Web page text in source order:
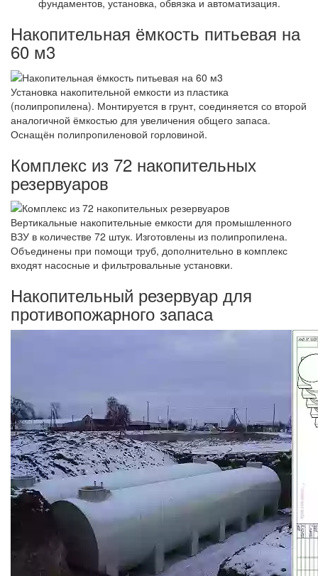
фундаментов, установка, обвязка и автоматизация.
Накопительная ёмкость питьевая на
60 м3
Установка накопительной емкости из пластика
(полипропилена). Монтируется в грунт, соединяется со второй
аналогичной ёмкостью для увеличения общего запаса.
Оснащён полипропиленовой горловиной.
Комплекс из 72 накопительных
резервуаров
Вертикальные накопительные емкости для промышленного
ВЗУ в количестве 72 штук. Изготовлены из полипропилена.
Объединены при помощи труб, дополнительно в комплекс
входят насосные и фильтровальные установки.
Накопительный резервуар для
противопожарного запаса